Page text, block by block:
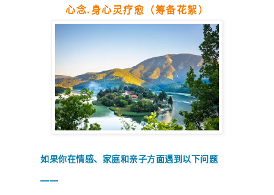
心念.身心灵疗愈（筹备花絮）
如果你在情感、家庭和亲子方面遇到以下问题
——